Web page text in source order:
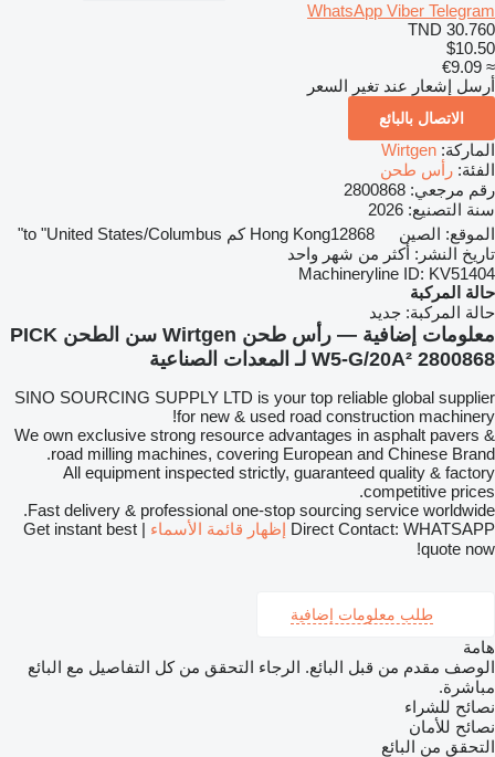
WhatsApp Viber Telegram
TND 30.760
$10.50
≈ €9.09
أرسل إشعار عند تغير السعر
الاتصال بالبائع
الماركة: Wirtgen
الفئة: رأس طحن
رقم مرجعي: 2800868
سنة التصنيع: 2026
الموقع: الصين Hong Kong12868 كم to "United States/Columbus"
تاريخ النشر: أكثر من شهر واحد
Machineryline ID: KV51404
حالة المركبة
حالة المركبة: جديد
معلومات إضافية — رأس طحن Wirtgen سن الطحن PICK
W5-G/20A² 2800868 لـ المعدات الصناعية
SINO SOURCING SUPPLY LTD is your top reliable global supplier
for new & used road construction machinery!
We own exclusive strong resource advantages in asphalt pavers &
road milling machines, covering European and Chinese Brand.
All equipment inspected strictly, guaranteed quality & factory
competitive prices.
Fast delivery & professional one-stop sourcing service worldwide.
Direct Contact: WHATSAPP إظهار قائمة الأسماء
| Get instant best
quote now!
طلب معلومات إضافية
هامة
الوصف مقدم من قبل البائع. الرجاء التحقق من كل التفاصيل مع البائع
مباشرة.
نصائح للشراء
نصائح للأمان
التحقق من البائع